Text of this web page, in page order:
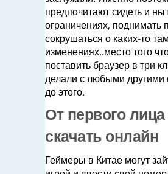
предпочитают сидеть и
ограничениях, поднимать
сокрушаться о каких-то там
изменениях..место того
поставить браузер в три
делали с любыми другими
до этого.
От первого
скачать онлайн
Геймеры в Китае могут